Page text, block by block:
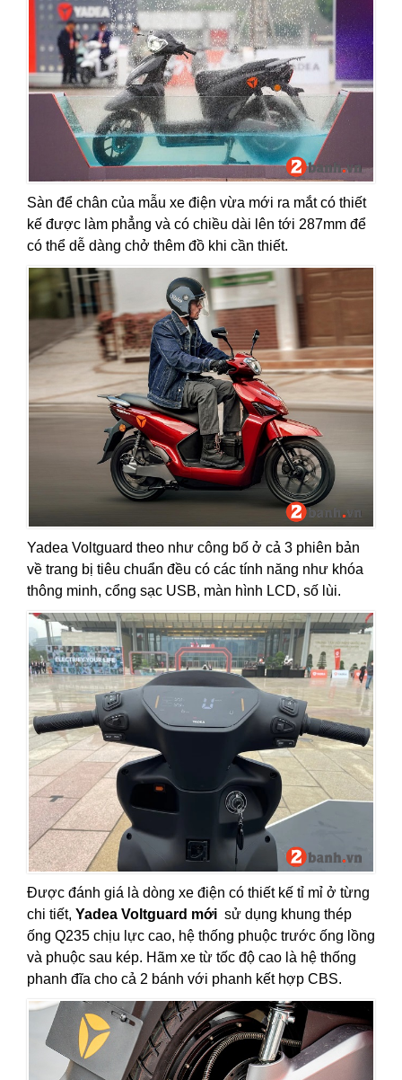
Sàn để chân của mẫu xe điện vừa mới ra mắt có thiết
kế được làm phẳng và có chiều dài lên tới 287mm để
có thể dễ dàng chở thêm đồ khi cần thiết.
Yadea Voltguard theo như công bố ở cả 3 phiên bản
về trang bị tiêu chuẩn đều có các tính năng như khóa
thông minh, cổng sạc USB, màn hình LCD, số lùi.
Được đánh giá là dòng xe điện có thiết kế tỉ mỉ ở từng
chi tiết, Yadea Voltguard mới sử dụng khung thép
ống Q235 chịu lực cao, hệ thống phuộc trước ống lồng
và phuộc sau kép. Hãm xe từ tốc độ cao là hệ thống
phanh đĩa cho cả 2 bánh với phanh kết hợp CBS.